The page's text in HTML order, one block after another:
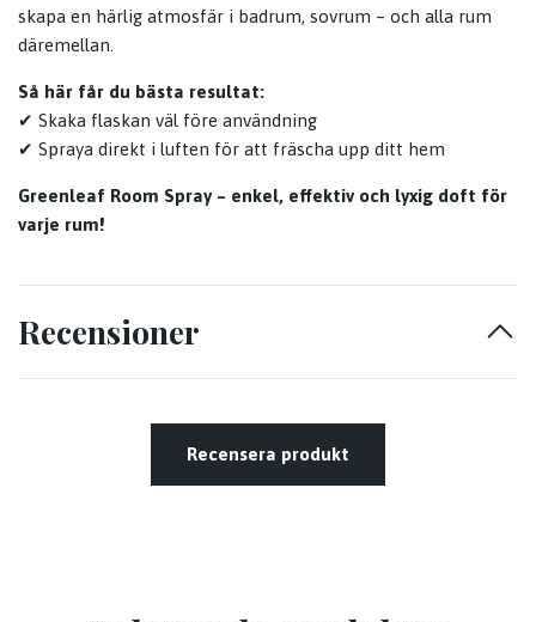
skapa en härlig atmosfär i badrum, sovrum – och alla rum
däremellan.
Så här får du bästa resultat:
✔ Skaka flaskan väl före användning
✔ Spraya direkt i luften för att fräscha upp ditt hem
Greenleaf Room Spray – enkel, effektiv och lyxig doft för
varje rum!
Recensioner
Recensera produkt